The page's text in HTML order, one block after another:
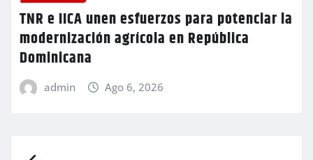
TNR e IICA unen esfuerzos para potenciar la
modernización agrícola en República
Dominicana
admin Ago 6, 2026